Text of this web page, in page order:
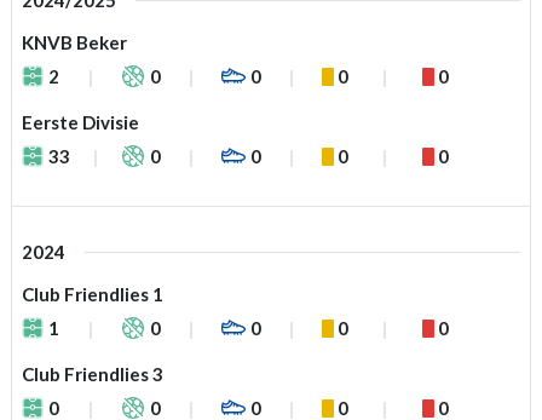
KNVB Beker
2
0 0 0 0
Eerste Divisie
33
0 0 0 0
2024
Club Friendlies 1
1
0 0 0 0
Club Friendlies 3
0
0 0 0 0